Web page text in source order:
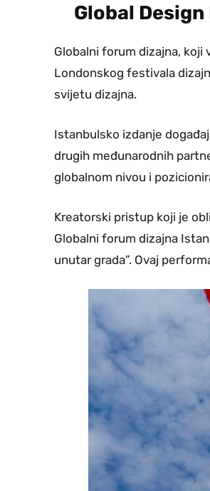
Global
Globalni forum dizajna, koji
Londonskog festivala
svijetu dizajna.
Istanbulsko izdanje
drugih međunarodnih
globalnom nivou i
Kreatorski pristup koji je
Globalni forum dizajna
unutar grada”. Ovaj